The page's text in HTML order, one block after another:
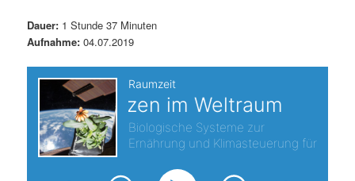
t
s
r
a
l
s
Dauer: 1 Stunde 37 Minuten
Aufnahme: 04.07.2019